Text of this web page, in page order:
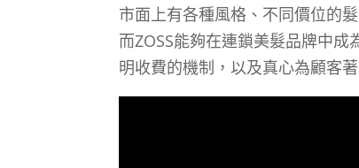
市面上有各種風格、不同價位的
而ZOSS能夠在連鎖美髮品牌中
明收費的機制，以及真心為顧客著